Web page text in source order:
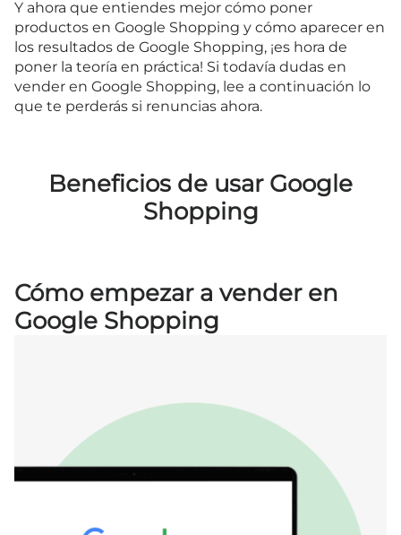
Y ahora que entiendes mejor cómo poner
productos en Google Shopping y cómo aparecer en
los resultados de Google Shopping, ¡es hora de
poner la teoría en práctica! Si todavía dudas en
vender en Google Shopping, lee a continuación lo
que te perderás si renuncias ahora.
Beneficios de usar Google
Shopping
Cómo empezar a vender en
Google Shopping